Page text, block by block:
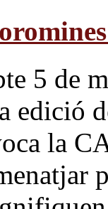
5 de
edició
la